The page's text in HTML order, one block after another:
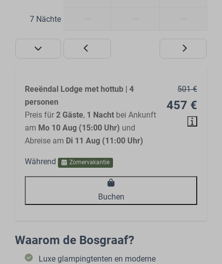
7 Nächte
501 €
457 €
Reeëndal Lodge met hottub | 4
personen
Preis für 2 Gäste, 1 Nacht bei Ankunft
am Mo 10 Aug (15:00 Uhr) und
Abreise am Di 11 Aug (11:00 Uhr)
Während Zomervakantie
Buchen
Waarom de Bosgraaf?
Luxe glampingtenten en moderne